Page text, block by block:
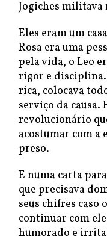
Jogiches militava
Eles eram um
Rosa era uma
pela vida, o Leo
rigor e
rica, colocava
serviço da causa.
revolucionário
acostumar com a
preso.
E numa carta
que precisava
seus chifres
continuar com